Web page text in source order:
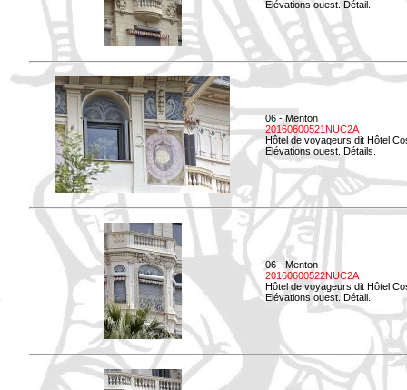
Elévations ouest. Détail.
06 - Menton
20160600521NUC2A
Hôtel de voyageurs dit Hôtel
Elévations ouest. Détails.
06 - Menton
20160600522NUC2A
Hôtel de voyageurs dit Hôtel
Elévations ouest. Détail.